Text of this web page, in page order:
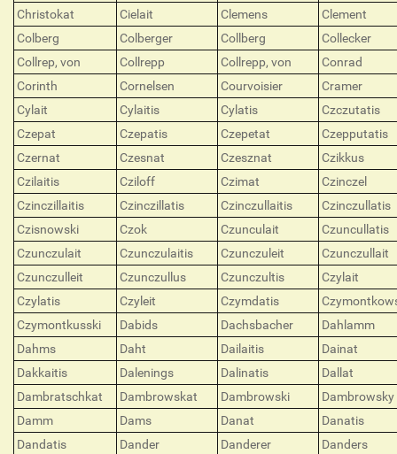
Christokat
Cielait Clemens
Clement
Colberg
Colberger Collberg
Collecker
Collrep, von
Collrepp Collrepp, von
Conrad
Corinth
Cornelsen Courvoisier
Cramer
Cylait
Cylaitis Cylatis
Czczutatis
Czepat
Czepatis Czepetat
Czepputatis
Czernat
Czesnat Czesznat
Czikkus
Czilaitis
Cziloff Czimat
Czinczel
Czinczillaitis
Czinczillatis Czinczullaitis
Czinczullatis
Czisnowski
Czok Czunculait
Czuncullatis
Czunczulait
Czunczulaitis Czunczuleit
Czunczullait
Czunczulleit
Czunczullus Czunczultis
Czylait
Czylatis
Czyleit Czymdatis
Czymontkusski
Dabids Dachsbacher
Dahlamm
Dahms
Daht Dailaitis
Dainat
Dakkaitis
Dalenings Dalinatis
Dallat
Dambratschkat
Dambrowskat Dambrowski
Dambrowsky
Damm
Dams Danat
Danatis
Dandatis
Dander Danderer Danders